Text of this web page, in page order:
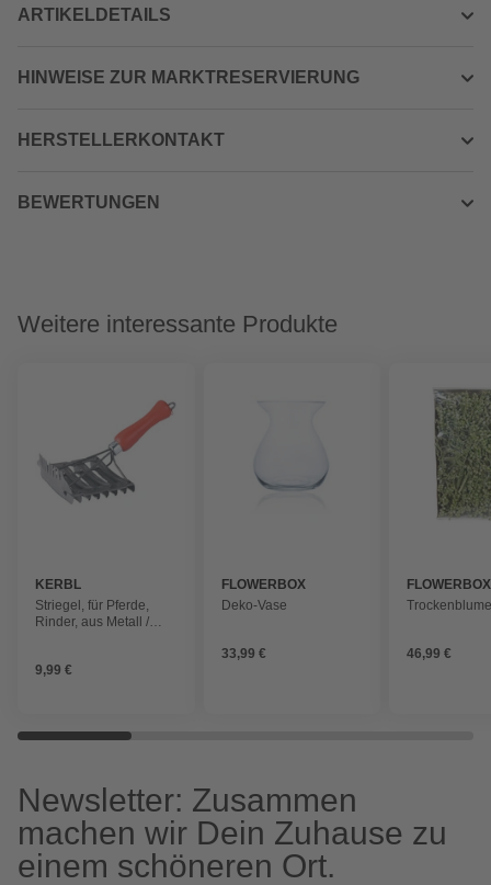
ARTIKELDETAILS
HINWEISE ZUR MARKTRESERVIERUNG
HERSTELLERKONTAKT
BEWERTUNGEN
Weitere interessante Produkte
KERBL
Striegel, für Pferde,
Rinder, aus Metall /
9,99 €
FLOWERBOX
Deko-Vase
33,99 €
FLOWERBOX
46,99 €
Newsletter: Zusammen
machen wir Dein Zuhause zu
einem schöneren Ort.